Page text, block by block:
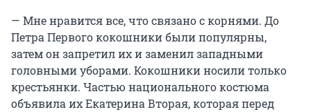
— Мне нравится все, что связано с корнями. До
Петра Первого кокошники были популярны,
затем он запретил их и заменил западными
головными уборами. Кокошники носили только
крестьянки. Частью национального костюма
объявила их Екатерина Вторая, которая перед